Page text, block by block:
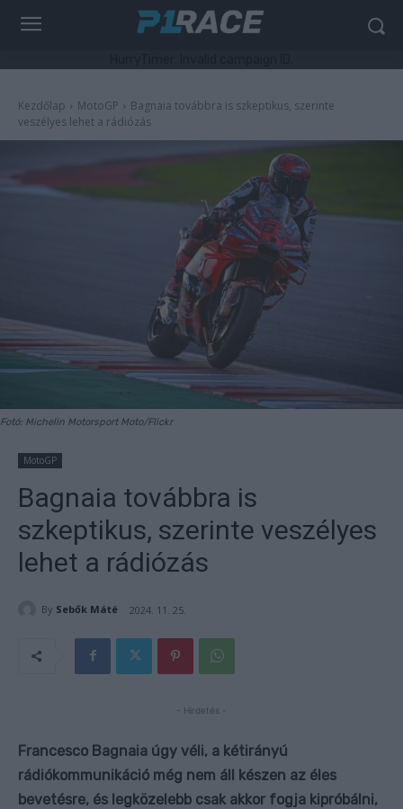
Kezdőlap MotoGP
Bagnaia továbbra is szkeptikus, szerinte
veszélyes lehet a rádiózás
Fotó: Michelin Motorsport Moto/Flickr
MotoGP
Bagnaia továbbra is
szkeptikus, szerinte veszélyes
lehet a rádiózás
By Sebők Máté 2024. 11. 25.
- Hirdetés -
Francesco Bagnaia úgy véli, a kétirányú
rádiókommunikáció még nem áll készen az éles
bevetésre, és legközelebb csak akkor fogja kipróbálni,